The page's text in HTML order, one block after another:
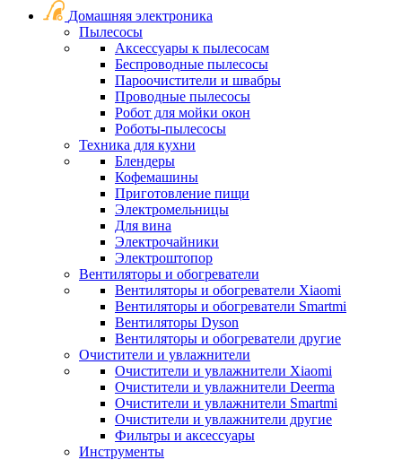
Домашняя электроника
Пылесосы
Аксессуары к пылесосам
Беспроводные пылесосы
Пароочистители и швабры
Проводные пылесосы
Робот для мойки окон
Роботы-пылесосы
Техника для кухни
Блендеры
Кофемашины
Приготовление пищи
Электромельницы
Для вина
Электрочайники
Электроштопор
Вентиляторы и обогреватели
Вентиляторы и обогреватели Xiaomi
Вентиляторы и обогреватели Smartmi
Вентиляторы Dyson
Вентиляторы и обогреватели другие
Очистители и увлажнители
Очистители и увлажнители Xiaomi
Очистители и увлажнители Deerma
Очистители и увлажнители Smartmi
Очистители и увлажнители другие
Фильтры и аксессуары
Инструменты